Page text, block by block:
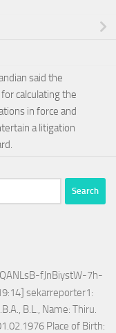
said the
calculating the
in force and
a litigation
fJnBiystW-7h-
sekarreporter1:
B.L., Name: Thiru.
Place of Birth: